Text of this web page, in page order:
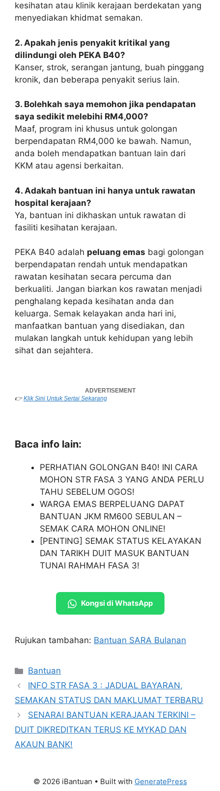
kesihatan atau klinik kerajaan berdekatan yang
menyediakan khidmat semakan.
2. Apakah jenis penyakit kritikal yang
dilindungi oleh PEKA B40?
Kanser, strok, serangan jantung, buah pinggang
kronik, dan beberapa penyakit serius lain.
3. Bolehkah saya memohon jika pendapatan
saya sedikit melebihi RM4,000?
Maaf, program ini khusus untuk golongan
berpendapatan RM4,000 ke bawah. Namun,
anda boleh mendapatkan bantuan lain dari
KKM atau agensi berkaitan.
4. Adakah bantuan ini hanya untuk rawatan
hospital kerajaan?
Ya, bantuan ini dikhaskan untuk rawatan di
fasiliti kesihatan kerajaan.
PEKA B40 adalah peluang emas bagi golongan
berpendapatan rendah untuk mendapatkan
rawatan kesihatan secara percuma dan
berkualiti. Jangan biarkan kos rawatan menjadi
penghalang kepada kesihatan anda dan
keluarga. Semak kelayakan anda hari ini,
manfaatkan bantuan yang disediakan, dan
mulakan langkah untuk kehidupan yang lebih
sihat dan sejahtera.
👉Klik Sini Untuk Sertai Sekarang
Baca info lain:
PERHATIAN GOLONGAN B40! INI CARA
MOHON STR FASA 3 YANG ANDA PERLU
TAHU SEBELUM OGOS!
WARGA EMAS BERPELUANG DAPAT
BANTUAN JKM RM600 SEBULAN –
SEMAK CARA MOHON ONLINE!
[PENTING] SEMAK STATUS KELAYAKAN
DAN TARIKH DUIT MASUK BANTUAN
TUNAI RAHMAH FASA 3!
Kongsi di WhatsApp
Rujukan tambahan: Bantuan SARA Bulanan
Categories
Bantuan
INFO STR FASA 3 : JADUAL BAYARAN,
SEMAKAN STATUS DAN MAKLUMAT TERBARU
SENARAI BANTUAN KERAJAAN TERKINI –
DUIT DIKREDITKAN TERUS KE MYKAD DAN
AKAUN BANK!
© 2026 iBantuan • Built with GeneratePress